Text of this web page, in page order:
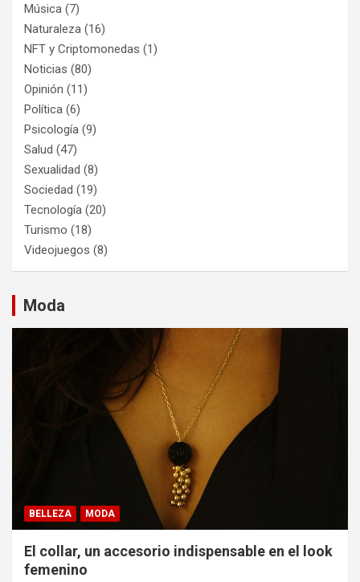
Música (7)
Naturaleza (16)
NFT y Criptomonedas (1)
Noticias (80)
Opinión (11)
Política (6)
Psicología (9)
Salud (47)
Sexualidad (8)
Sociedad (19)
Tecnología (20)
Turismo (18)
Videojuegos (8)
Moda
BELLEZA MODA
El collar, un accesorio indispensable en el look
femenino